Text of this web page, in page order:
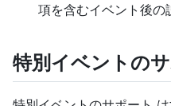
項を含むイベント後の
特別イベントの